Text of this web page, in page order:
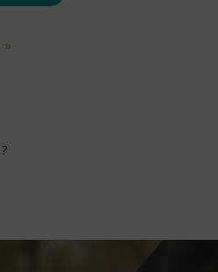
»